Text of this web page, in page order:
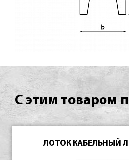
С этим товаром
ЛОТОК КАБЕЛЬНЫЙ ЛК